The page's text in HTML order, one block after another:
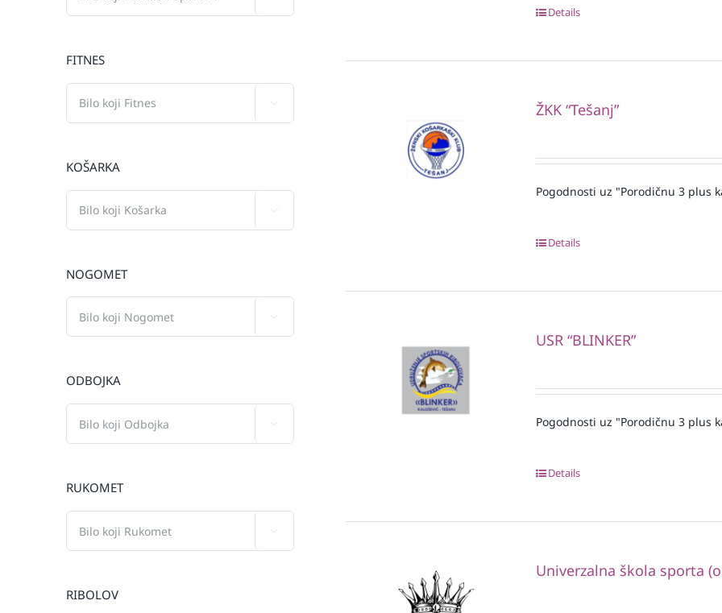
Details
ŽKK “Tešanj”
Pogodnosti uz "Porodičnu 3 plus
Details
USR “BLINKER”
Pogodnosti uz "Porodičnu 3 plus
Details
Univerzalna škola sporta
FITNES
KOŠARKA
NOGOMET
ODBOJKA
RUKOMET
RIBOLOV